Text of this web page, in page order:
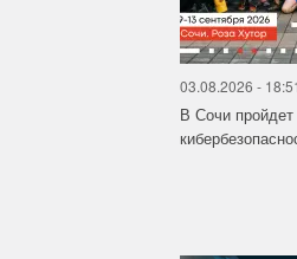
03.08.2026 - 18:51
В Сочи